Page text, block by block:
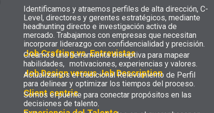
Identificamos y atraemos perfiles de alta dirección, C-
Level, directores y gerentes estratégicos, mediante
headhunting directo e investigación activa de
mercado. Trabajamos con empresas que necesitan
incorporar liderazgo con confidencialidad y precisión.
Job Crafting vs. Entrevistas
Creamos una herramienta disruptiva para mapear
habilidades, motivaciones, experiencias y valores.
Job Design versus Job Description
Actualizamos el tradicional Relevamiento de Perfil
para delinear y optimizar los tiempos del proceso.
Client centric
Somos el puente para conectar propósitos en las
decisiones de talento.